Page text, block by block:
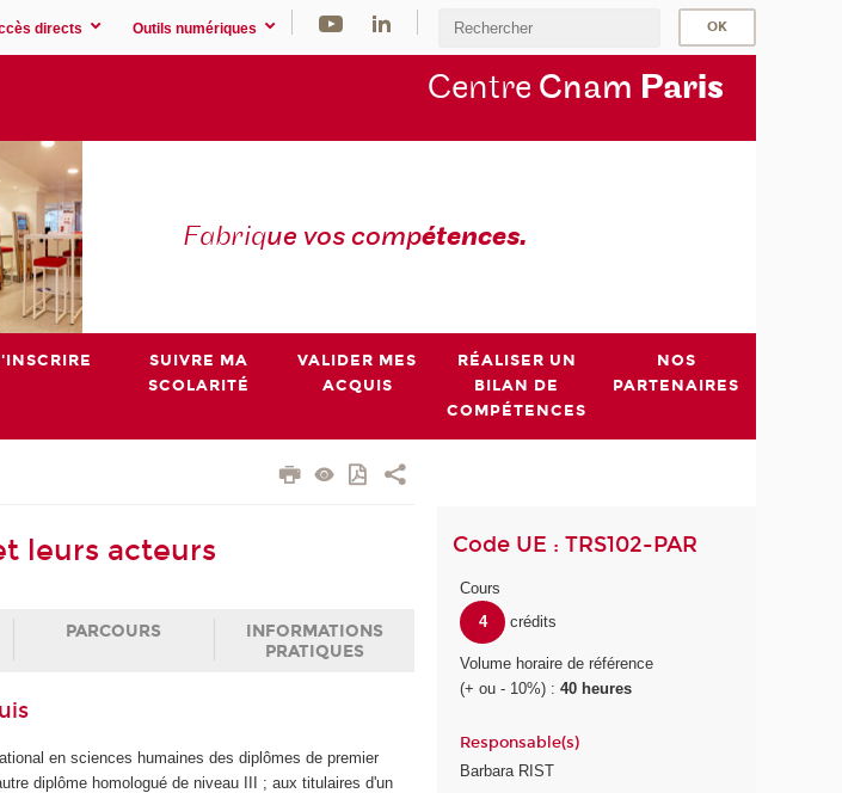
directs Outils numériques
Centre Cnam Paris
Fabrique vos compétences.
SUIVRE MA
SCOLARITÉ
VALIDER MES
ACQUIS
RÉALISER UN
BILAN DE
COMPÉTENCES
NOS
PARTENAIRES
leurs acteurs
PARCOURS
INFORMATIONS
PRATIQUES
en sciences humaines des diplômes de premier
diplôme homologué de niveau III ; aux titulaires d'un
Code UE : TRS102-PAR
Cours
4
crédits
Volume horaire de référence
(+ ou - 10%) :40 heures
Responsable(s)
Barbara RIST